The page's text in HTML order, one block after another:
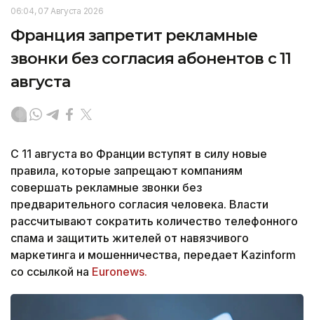
06:04, 07 Августа 2026
Франция запретит рекламные
звонки без согласия абонентов с 11
августа
С 11 августа во Франции вступят в силу новые
правила, которые запрещают компаниям
совершать рекламные звонки без
предварительного согласия человека. Власти
рассчитывают сократить количество телефонного
спама и защитить жителей от навязчивого
маркетинга и мошенничества, передает Kazinform
со ссылкой на Euronews.